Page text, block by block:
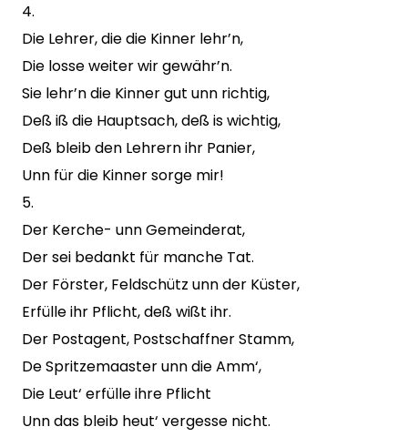
4.
Die Lehrer, die die Kinner lehr’n,
Die losse weiter wir gewähr’n.
Sie lehr’n die Kinner gut unn richtig,
Deß iß die Hauptsach, deß is wichtig,
Deß bleib den Lehrern ihr Panier,
Unn für die Kinner sorge mir!
5.
Der Kerche- unn Gemeinderat,
Der sei bedankt für manche Tat.
Der Förster, Feldschütz unn der Küster,
Erfülle ihr Pflicht, deß wißt ihr.
Der Postagent, Postschaffner Stamm,
De Spritzemaaster unn die Amm‘,
Die Leut‘ erfülle ihre Pflicht
Unn das bleib heut‘ vergesse nicht.